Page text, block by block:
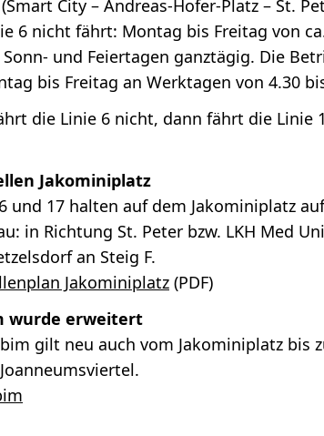
City – Andreas-Hofer-Platz – St.
6 nicht fährt: Montag bis Freitag von
und Feiertagen ganztägig. Die
bis Freitag an Werktagen von 4.30
die Linie 6 nicht, dann fährt die Linie
Jakominiplatz
und 17 halten auf dem Jakominiplatz
in Richtung St. Peter bzw. LKH Med
an Steig F.
Jakominiplatz (PDF)
wurde erweitert
gilt neu auch vom Jakominiplatz bis